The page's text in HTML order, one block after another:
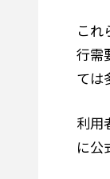
これ
行需
ては
利用
に公